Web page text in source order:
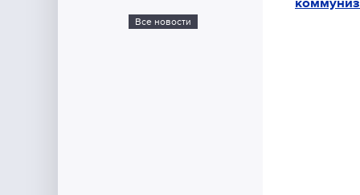
Все новости